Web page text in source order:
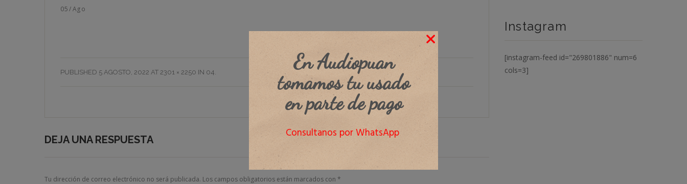
05/Ago
04
PUBLISHED 5 AGOSTO, 2022 AT 2301 × 2250 IN 04
DEJA UNA RESPUESTA
Tu dirección de correo electrónico no será publicada. Los campos obligatorios están marcados con *
Instagram
[instagram-feed id="269801886" num=6
cols=3]
En Audiopuan
tomamos tu usado
en parte de pago
Consultanos por WhatsApp